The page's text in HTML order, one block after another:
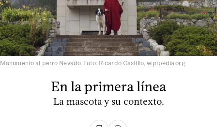
Monumento al perro Nevado. Foto: Ricardo Castillo, wipipedia.org
En la primera línea
La mascota y su contexto.